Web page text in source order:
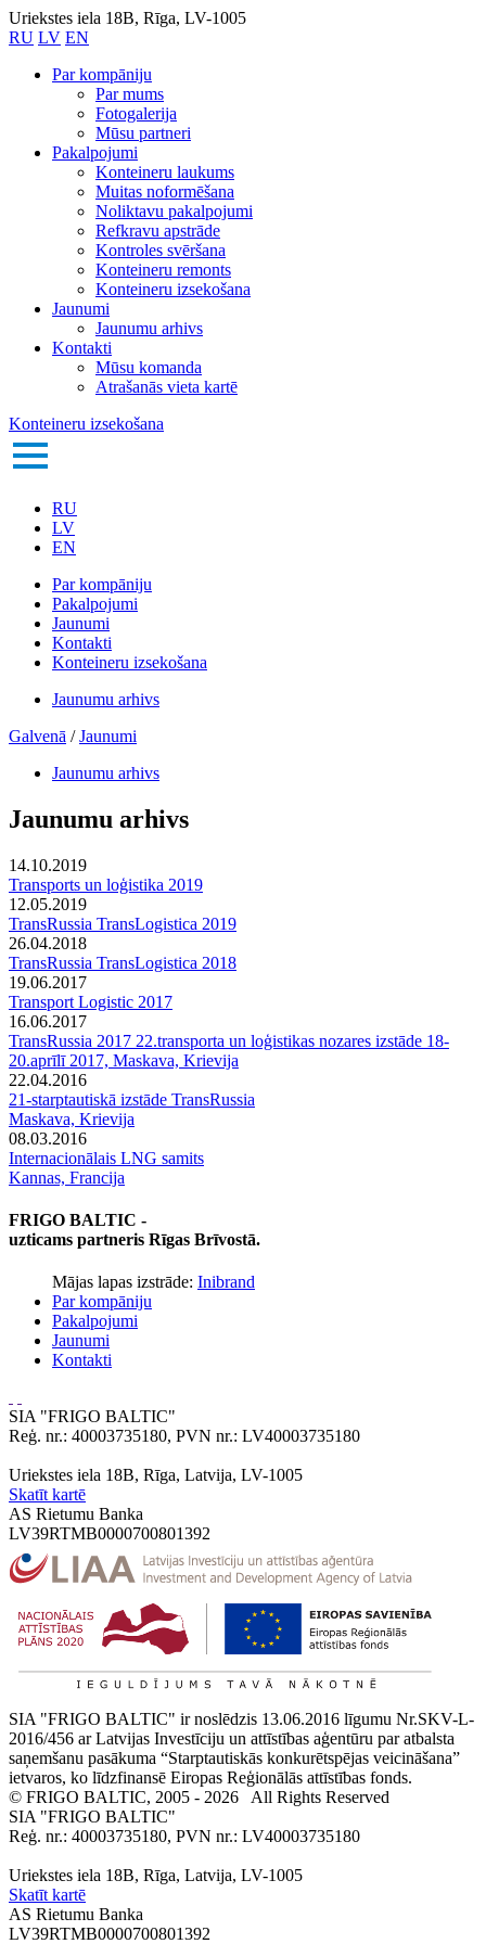
Uriekstes iela 18B, Rīga, LV-1005
RU LV EN
Par kompāniju
Par mums
Fotogalerija
Mūsu partneri
Pakalpojumi
Konteineru laukums
Muitas noformēšana
Noliktavu pakalpojumi
Refkravu apstrāde
Kontroles svēršana
Konteineru remonts
Konteineru izsekošana
Jaunumi
Jaunumu arhivs
Kontakti
Mūsu komanda
Atrašanās vieta kartē
Konteineru izsekošana
RU
LV
EN
Par kompāniju
Pakalpojumi
Jaunumi
Kontakti
Konteineru izsekošana
Jaunumu arhivs
Galvenā / Jaunumi
Jaunumu arhivs
Jaunumu arhivs
14.10.2019
Transports un loģistika 2019
12.05.2019
TransRussia TransLogistica 2019
26.04.2018
TransRussia TransLogistica 2018
19.06.2017
Transport Logistic 2017
16.06.2017
TransRussia 2017 22.transporta un loģistikas nozares izstāde 18-
20.aprīlī 2017, Maskava, Krievija
22.04.2016
21-starptautiskā izstāde TransRussia
Maskava, Krievija
08.03.2016
Internacionālais LNG samits
Kannas, Francija
FRIGO BALTIC -
uzticams partneris Rīgas Brīvostā.
Mājas lapas izstrāde: Inibrand
Par kompāniju
Pakalpojumi
Jaunumi
Kontakti
SIA "FRIGO BALTIC"
Reģ. nr.: 40003735180, PVN nr.: LV40003735180
Uriekstes iela 18B, Rīga, Latvija, LV-1005
Skatīt kartē
AS Rietumu Banka
LV39RTMB0000700801392
SIA "FRIGO BALTIC" ir noslēdzis 13.06.2016 līgumu Nr.SKV-L-
2016/456 ar Latvijas Investīciju un attīstības aģentūru par atbalsta
saņemšanu pasākuma “Starptautiskās konkurētspējas veicināšana”
ietvaros, ko līdzfinansē Eiropas Reģionālās attīstības fonds.
© FRIGO BALTIC, 2005 - 2026 All Rights Reserved
SIA "FRIGO BALTIC"
Reģ. nr.: 40003735180, PVN nr.: LV40003735180
Uriekstes iela 18B, Rīga, Latvija, LV-1005
Skatīt kartē
AS Rietumu Banka
LV39RTMB0000700801392